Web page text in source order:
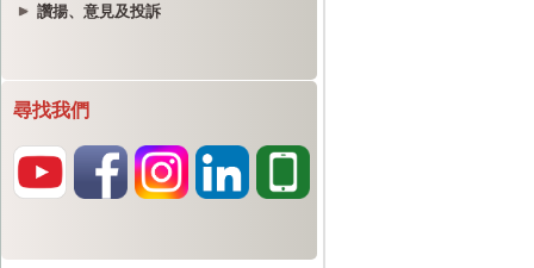
讚揚、意見及投訴
尋找我們